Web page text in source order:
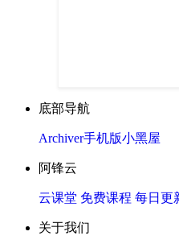
底部导航
Archiver手机版小黑屋
阿锋云
云课堂 免费课程 每日更
关于我们